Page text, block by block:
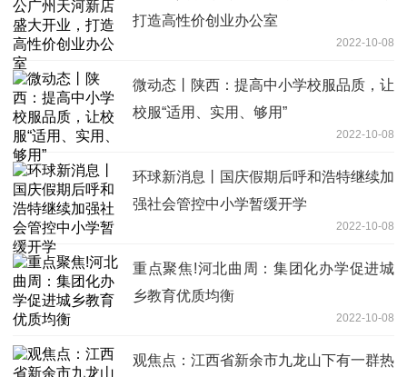
打造高性价创业办公室
2022-10-08
微动态丨陕西：提高中小学校服品质，让
校服“适用、实用、够用”
2022-10-08
环球新消息丨国庆假期后呼和浩特继续加
强社会管控中小学暂缓开学
2022-10-08
重点聚焦!河北曲周：集团化办学促进城
乡教育优质均衡
2022-10-08
观焦点：江西省新余市九龙山下有一群热